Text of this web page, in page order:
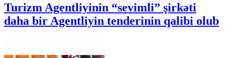
Turizm Agentliyinin “sevimli” şirkəti
daha bir Agentliyin tenderinin qalibi olub